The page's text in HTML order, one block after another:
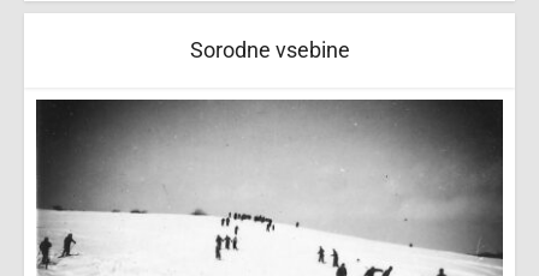
Sorodne vsebine